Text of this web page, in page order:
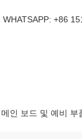
+86
인 보드 및 예비 부